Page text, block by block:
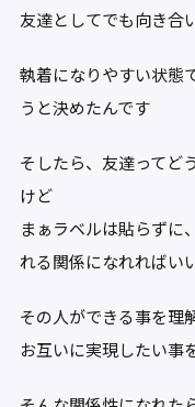
友達としてでも向き合
執着になりやすい状態
うと決めたんです
そしたら、友達ってど
けど
まぁラベルは貼らずに
れる関係になれればい
その人ができる事を理
お互いに実現したい事